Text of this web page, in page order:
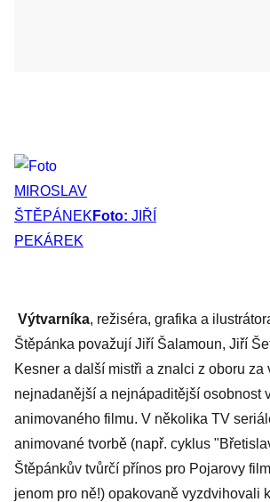
MIROSLAV
ŠTĚPÁNEK Foto: JIŘÍ
PEKÁREK
Výtvarníka, režiséra, grafika a
Štěpánka považují Jiří Šalamoun, Jiří
Kesner a další mistři a znalci z oboru za
nejnadanější a nejnápaditější osobnost
animovaného filmu. V několika TV
animované tvorbě (např. cyklus
Štěpánkův tvůrčí přínos pro Pojarovy
jenom pro ně!) opakovaně vyzdvihovali